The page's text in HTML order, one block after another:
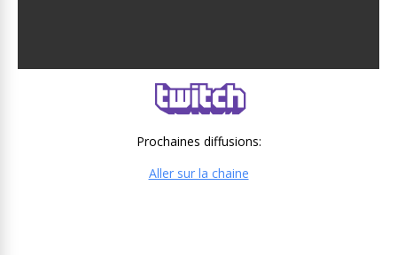
Prochaines diffusions:
Aller sur la chaine